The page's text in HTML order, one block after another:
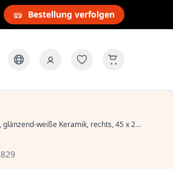
Bestellung verfolgen
weiße Keramik, rechts, 45 x 26 x 13 cm